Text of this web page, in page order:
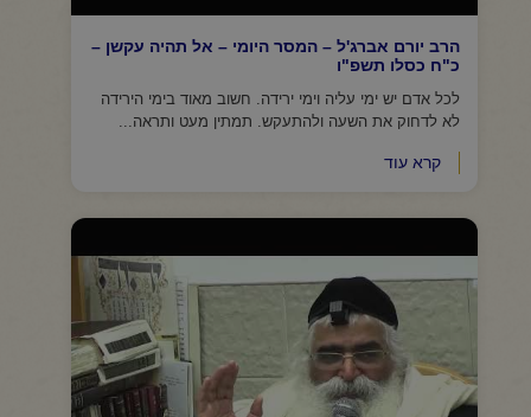
הרב יורם אברג'ל – המסר היומי – אל תהיה עקשן –
כ"ח כסלו תשפ"ו
לכל אדם יש ימי עליה וימי ירידה. חשוב מאוד בימי הירידה
לא לדחוק את השעה ולהתעקש. תמתין מעט ותראה...
קרא עוד